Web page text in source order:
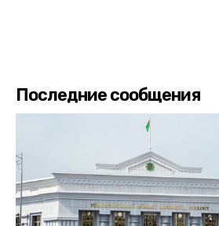
Последние сообщения